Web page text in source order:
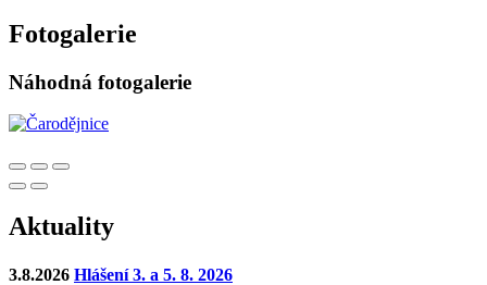
Fotogalerie
Náhodná fotogalerie
Aktuality
3.8.2026 Hlášení 3. a 5. 8. 2026